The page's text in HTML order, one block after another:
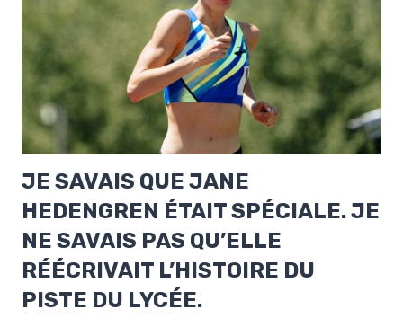
JE SAVAIS QUE JANE
HEDENGREN ÉTAIT SPÉCIALE. JE
NE SAVAIS PAS QU’ELLE
RÉÉCRIVAIT L’HISTOIRE DU
PISTE DU LYCÉE.